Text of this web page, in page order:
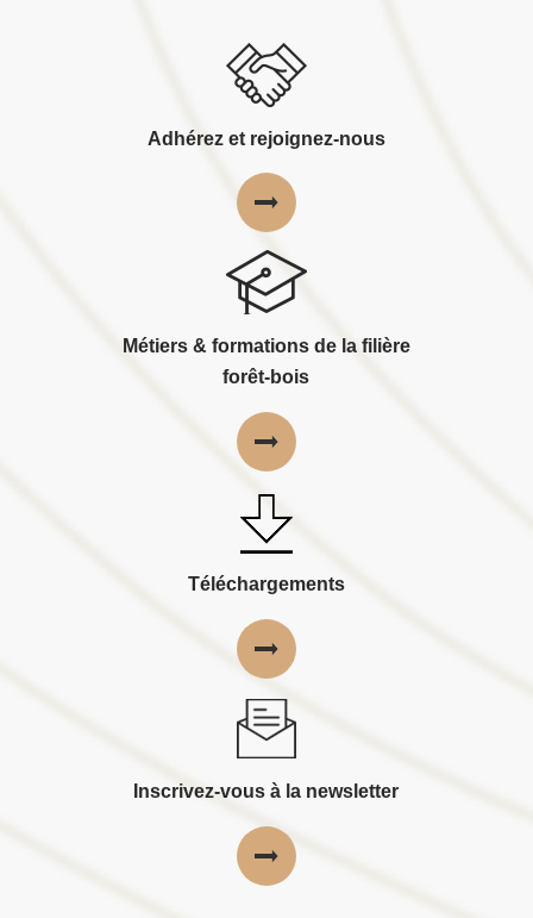
Adhérez et rejoignez-nous
Métiers & formations de la filière
forêt-bois
Téléchargements
Inscrivez-vous à la newsletter